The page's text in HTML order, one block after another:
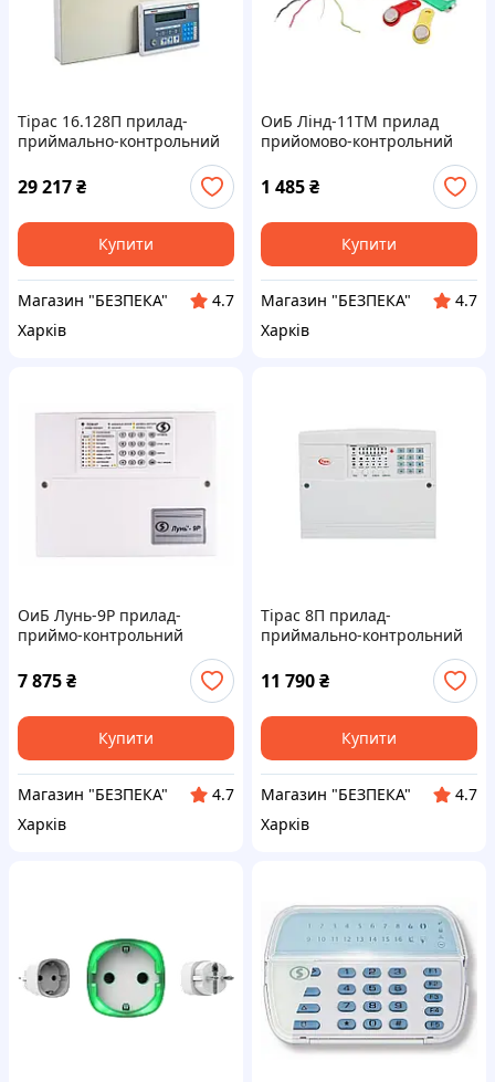
Тірас 16.128П прилад-
приймально-контрольний
29 217₴
Купити
Магазин "БЕЗПЕКА"
4.7
Харків
ОиБ Лінд-11ТМ прилад
прийомово-контрольний
1 485₴
Купити
Магазин "БЕЗПЕКА"
4.7
Харків
ОиБ Лунь-9Р прилад-
приймо-контрольний
7 875₴
Купити
Магазин "БЕЗПЕКА"
4.7
Харків
Тірас 8П прилад-
приймально-контрольний
11 790₴
Купити
Магазин "БЕЗПЕКА"
4.7
Харків